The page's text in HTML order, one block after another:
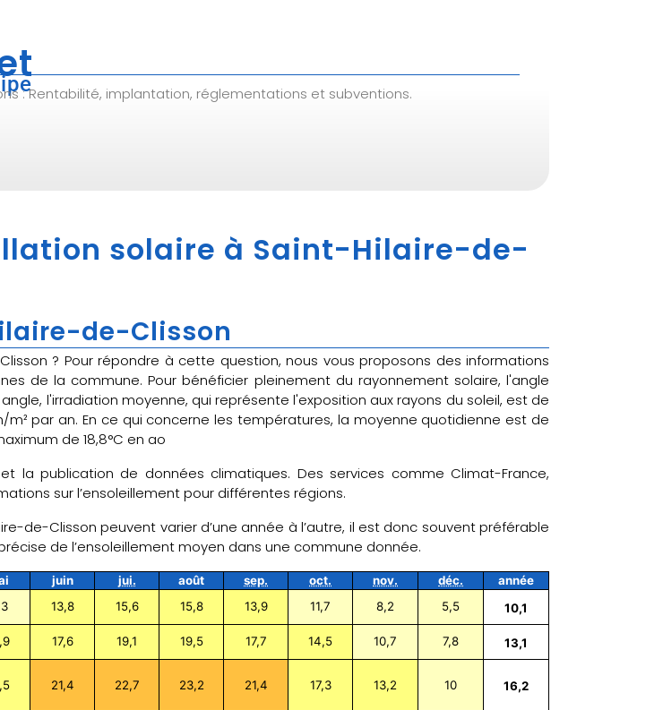
: Rentabilité, implantation, réglementations et subventions.
solaire à Saint-Hilaire-de-
de-Clisson
? Pour répondre à cette question, nous vous proposons des informations
de la commune. Pour bénéficier pleinement du rayonnement solaire, l'angle
l'irradiation moyenne, qui représente l'exposition aux rayons du soleil, est de
m² par an. En ce qui concerne les températures, la moyenne quotidienne est de
de 18,8°C en ao
la publication de données climatiques. Des services comme Climat-France,
sur l’ensoleillement pour différentes régions.
de-Clisson peuvent varier d’une année à l’autre, il est donc souvent préférable
de l’ensoleillement moyen dans une commune donnée.
juin jui. août sep. oct. nov. déc.
année
13,8 15,6 15,8 13,9 11,7 8,2 5,5
10,1
17,6 19,1 19,5 17,7 14,5 10,7 7,8
13,1
21,4 22,7 23,2 21,4 17,3 13,2 10 16,2